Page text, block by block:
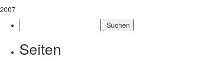
2007
nach:
Seiten